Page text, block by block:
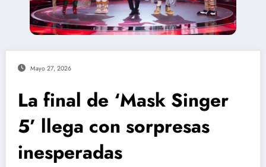
Mayo 27, 2026
La final de ‘Mask Singer
5’ llega con sorpresas
inesperadas